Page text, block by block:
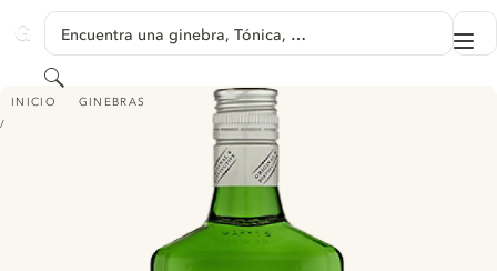
GINVENTORY
Encuentra una ginebra, Tónica, …
Buscar
INICIO GINEBRAS
MARKS AND SPENCER LONDON DRY GIN